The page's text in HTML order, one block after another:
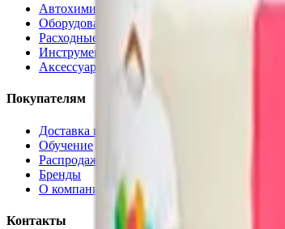
Автохимия
Оборудование
Расходные материалы
Инструменты
Аксессуары
Покупателям
Доставка и оплата
Обучение
Распродажа
Бренды
О компании
Контакты